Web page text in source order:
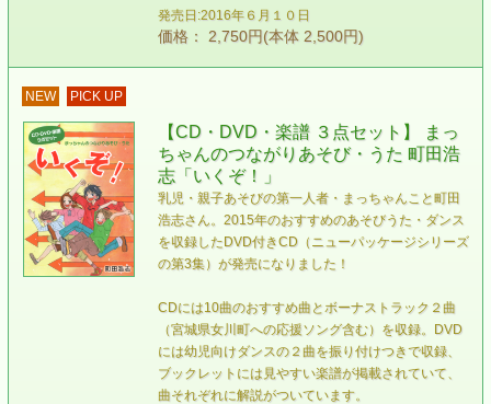
発売日:2016年６月１０日
価格： 2,750円(本体 2,500円)
NEW PICK UP
【CD・DVD・楽譜 ３点セット】 まっ
ちゃんのつながりあそび・うた 町田浩
志「いくぞ！」
乳児・親子あそびの第一人者・まっちゃんこと町田
浩志さん。2015年のおすすめのあそびうた・ダンス
を収録したDVD付きCD（ニューパッケージシリーズ
の第3集）が発売になりました！
CDには10曲のおすすめ曲とボーナストラック２曲
（宮城県女川町への応援ソング含む）を収録。DVD
には幼児向けダンスの２曲を振り付けつきで収録、
ブックレットには見やすい楽譜が掲載されていて、
曲それぞれに解説がついています。